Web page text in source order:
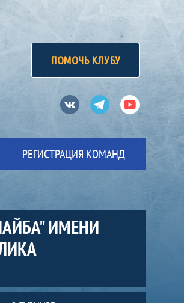
ПОМОЧЬ КЛУБУ
ВконтактеТелеграмЮтуб
РЕГИСТРАЦИЯ КОМАНД
ИМЕНИ